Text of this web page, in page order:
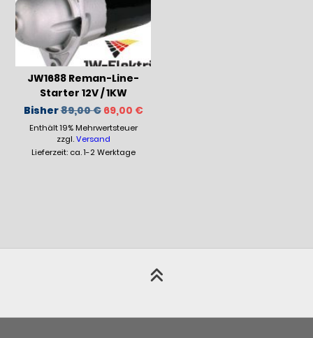
JW1688 Reman-Line-
Starter 12V / 1KW
Bisher89,00€ Ursprünglicher
Preis
war:
89,00 €
69,00 €Aktueller
Enthält 19% Mehrwertsteuer
zzgl.Versand
Lieferzeit: ca. 1-2 Werktage